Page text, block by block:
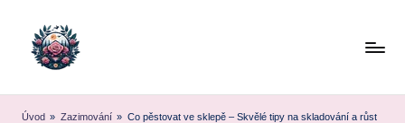
Úvod » Zazimování » Co pěstovat ve sklepě – Skvělé tipy na skladování a růst